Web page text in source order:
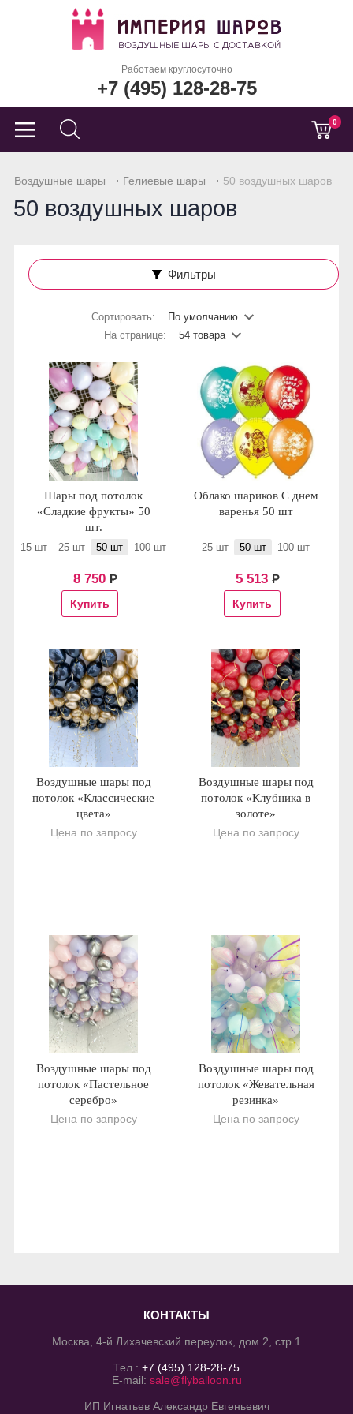
Работаем круглосуточно
+7 (495) 128-28-75
0
Воздушные шары Гелиевые шары 50 воздушных шаров
50 воздушных шаров
Фильтры
Сортировать:
По умолчанию
На странице:
54 товара
Шары под потолок
«Сладкие фрукты» 50
шт.
15 шт 25 шт 50 шт 100 шт
8 750 Р
Облако шариков С днем
варенья 50 шт
25 шт 50 шт 100 шт
5 513 Р
Воздушные шары под
потолок «Классические
цвета»
Цена по запросу
Воздушные шары под
потолок «Клубника в
золоте»
Цена по запросу
Воздушные шары под
потолок «Пастельное
серебро»
Цена по запросу
Воздушные шары под
потолок «Жевательная
резинка»
Цена по запросу
КОНТАКТЫ
Москва, 4-й Лихачевский переулок, дом 2, стр 1
Тел.: +7 (495) 128-28-75
E-mail: sale@flyballoon.ru
ИП Игнатьев Александр Евгеньевич